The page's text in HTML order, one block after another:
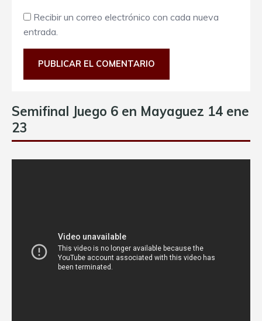
Recibir un correo electrónico con cada nueva
entrada.
Semifinal Juego 6 en Mayaguez 14 ene
23